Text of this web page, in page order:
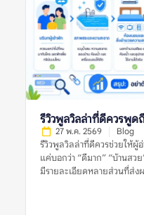
โดยอาจคัดจากทำเล ราคา ค
สะดวก หรือความเหมาะสมกั
ก็ตาม คำว่า “แนะนำ” ไม่ไ
ได้รับประกันว่าประสบการณ์
เพราะผู้จองแต่ละกลุ่มมีเงื่อ
ความต้องการใช้สระ ความต้อ
ความสะดวกในการเดินทาง
อ่านเห็นเกณฑ์การพิจารณา
ไม่มีเหตุผลประกอบ ยิ่งลิสต์อ
ครอบครัว […]
รีวิวพูลวิลล่าที่ดีควรพูด
27 พ.ค. 2569 Blog
รีวิวพูลวิลล่าที่ดีควรช่วยให้ผู้
แค่บอกว่า “ดีมาก” “บ้านสว
มีรายละเอียดหลายส่วนที่ส่ง